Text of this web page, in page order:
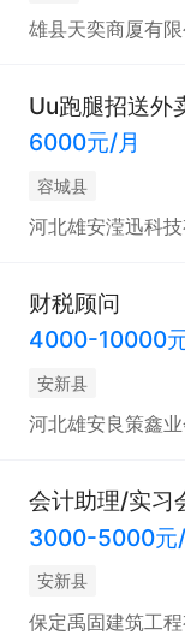
雄县天奕商厦有限
Uu跑腿招送外
6000元/月
容城县
河北雄安滢迅科技
财税顾问
4000-10000
安新县
河北雄安良策鑫
会计助理/实习
3000-5000元/
安新县
保定禹固建筑工